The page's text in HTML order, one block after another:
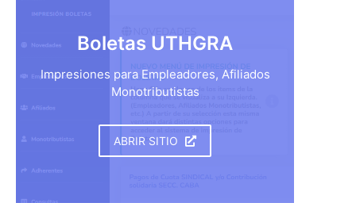
Boletas UTHGRA
Impresiones para Empleadores, Afiliados
Monotributistas
ABRIR SITIO